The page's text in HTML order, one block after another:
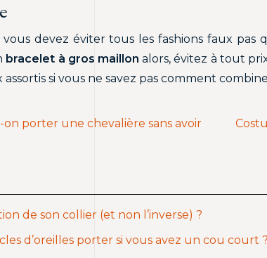
devez éviter tous les fashions faux
bracelet à gros maillon alors, évitez à tout
si vous ne savez pas comment
porter une chevalière sans avoir
de son collier (et non l’inverse) ?
d’oreilles porter si vous avez un cou court ?